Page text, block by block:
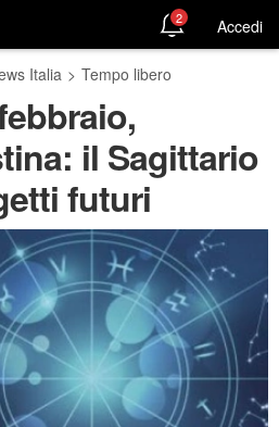
2 Accedi
Italia > Tempo libero
il Sagittario
futuri